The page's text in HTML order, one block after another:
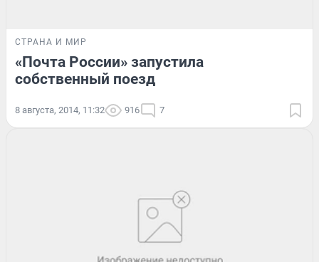
СТРАНА И МИР
«Почта России» запустила
собственный поезд
8 августа, 2014, 11:32 916 7